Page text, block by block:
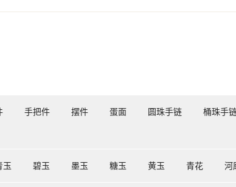
手把件 摆件 蛋面 圆珠手链 桶珠手
玉 碧玉 墨玉 糖玉 黄玉 青花 河